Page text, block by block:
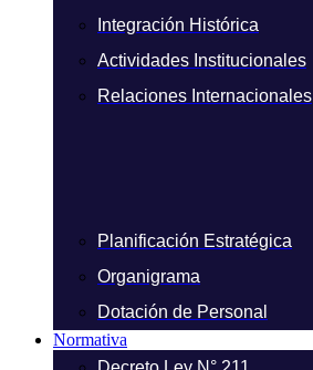
Integración Histórica
Actividades Institucionales
Relaciones Internacionales
Planificación Estratégica
Organigrama
Dotación de Personal
Normativa